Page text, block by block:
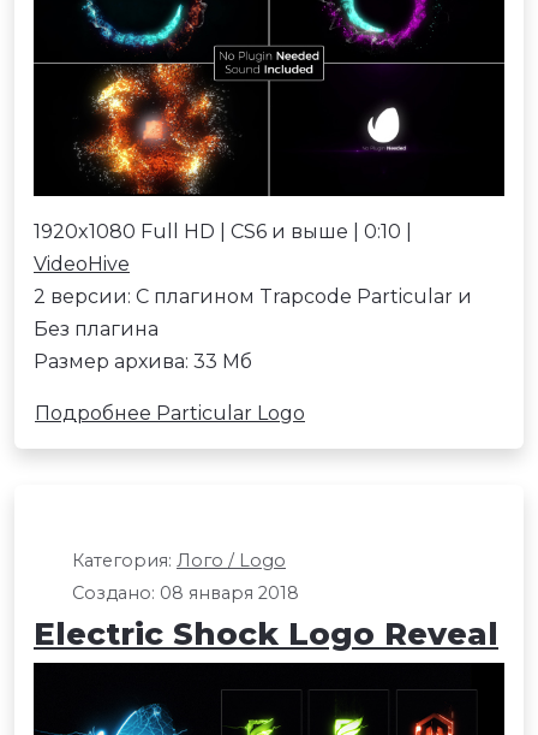
1920x1080 Full HD | CS6 и выше | 0:10 |
VideoHive
2 версии: С плагином Trapcode Particular и
Без плагина
Размер архива: 33 Мб
Подробнее Particular Logo
Категория: Лого / Logo
Создано: 08 января 2018
Electric Shock Logo Reveal